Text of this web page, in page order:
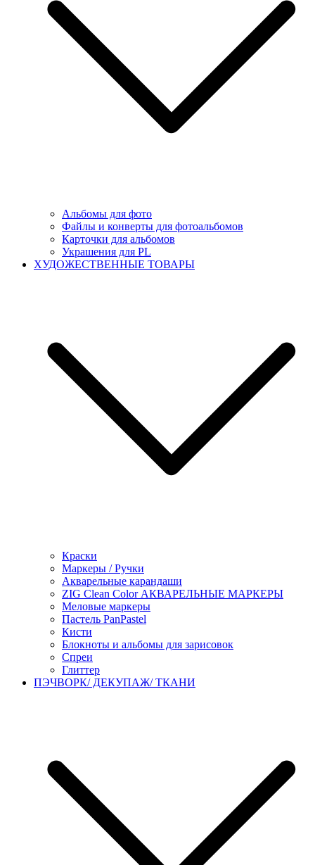
Альбомы для фото
Файлы и конверты для фотоальбомов
Карточки для альбомов
Украшения для PL
ХУДОЖЕСТВЕННЫЕ ТОВАРЫ
Краски
Маркеры / Ручки
Акварельные карандаши
ZIG Clean Color АКВАРЕЛЬНЫЕ МАРКЕРЫ
Меловые маркеры
Пастель PanPastel
Кисти
Блокноты и альбомы для зарисовок
Спреи
Глиттер
ПЭЧВОРК/ ДЕКУПАЖ/ ТКАНИ